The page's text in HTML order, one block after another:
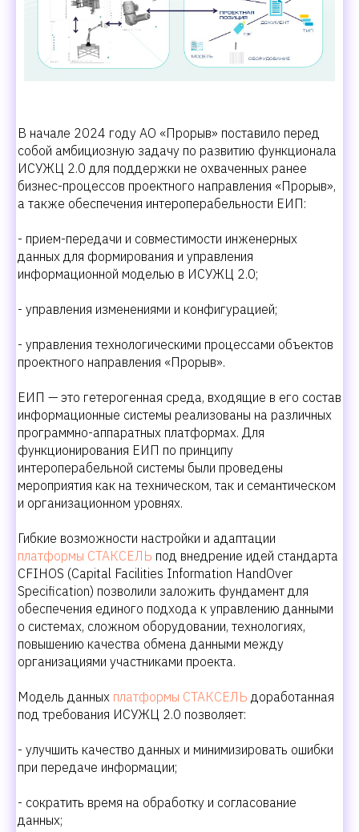
В начале 2024 году АО «Прорыв» поставило перед
собой амбициозную задачу по развитию функционала
ИСУЖЦ 2.0 для поддержки не охваченных ранее
бизнес-процессов проектного направления «Прорыв»,
а также обеспечения интероперабельности ЕИП:
- прием-передачи и совместимости инженерных
данных для формирования и управления
информационной моделью в ИСУЖЦ 2.0;
- управления изменениями и конфигурацией;
- управления технологическими процессами объектов
проектного направления «Прорыв».
ЕИП — это гетерогенная среда, входящие в его состав
информационные системы реализованы на различных
программно-аппаратных платформах. Для
функционирования ЕИП по принципу
интероперабельной системы были проведены
мероприятия как на техническом, так и семантическом
и организационном уровнях.
Гибкие возможности настройки и адаптации
платформы СТАКСЕЛЬ под внедрение идей стандарта
CFIHOS (Capital Facilities Information HandOver
Specification) позволили заложить фундамент для
обеспечения единого подхода к управлению данными
о системах, сложном оборудовании, технологиях,
повышению качества обмена данными между
организациями участниками проекта.
Модель данных платформы СТАКСЕЛЬ доработанная
под требования ИСУЖЦ 2.0 позволяет:
- улучшить качество данных и минимизировать ошибки
при передаче информации;
- сократить время на обработку и согласование
данных;